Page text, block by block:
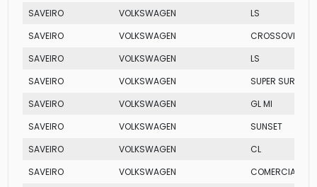
SAVEIRO
VOLKSWAGEN
LS
SAVEIRO
VOLKSWAGEN
CROSSOVER
SAVEIRO
VOLKSWAGEN
LS
SAVEIRO
VOLKSWAGEN
SUPER SURF
SAVEIRO
VOLKSWAGEN
GL MI
SAVEIRO
VOLKSWAGEN
SUNSET
SAVEIRO
VOLKSWAGEN
CL
SAVEIRO
VOLKSWAGEN
COMERCIAL